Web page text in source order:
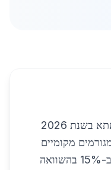
שוק המסחר במתכות בקריית אתא בשנת 2026
מקומיים
וגלובליים. הביקוש לפלדה עלה ב-15% בהשוואה